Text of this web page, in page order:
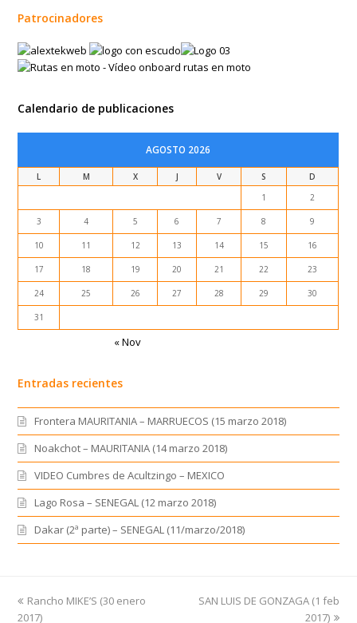
Patrocinadores
Calendario de publicaciones
AGOSTO 2026
L M X J V S
D
1
2
3 4 5 6 7 8 9
10 11 12 13 14 15 16
17 18 19 20 21 22 23
24 25 26 27 28 29 30
31
« Nov
Entradas recientes
Frontera MAURITANIA – MARRUECOS (15 marzo 2018)
Noakchot – MAURITANIA (14 marzo 2018)
VIDEO Cumbres de Acultzingo – MEXICO
Lago Rosa – SENEGAL (12 marzo 2018)
Dakar (2ª parte) – SENEGAL (11/marzo/2018)
previous
post:
Rancho MIKE’S (30 enero
2017)
next
SAN LUIS DE GONZAGA (1 feb
2017)